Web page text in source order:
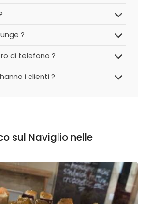
?
di telefono ?
i clienti ?
sul Naviglio nelle